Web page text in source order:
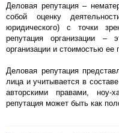
Деловая репутация –
собой оценку
юридического) с точки
репутация организации –
организации и стоимостью ее
Деловая репутация
лица и учитывается в
авторскими правами,
репутация может быть как